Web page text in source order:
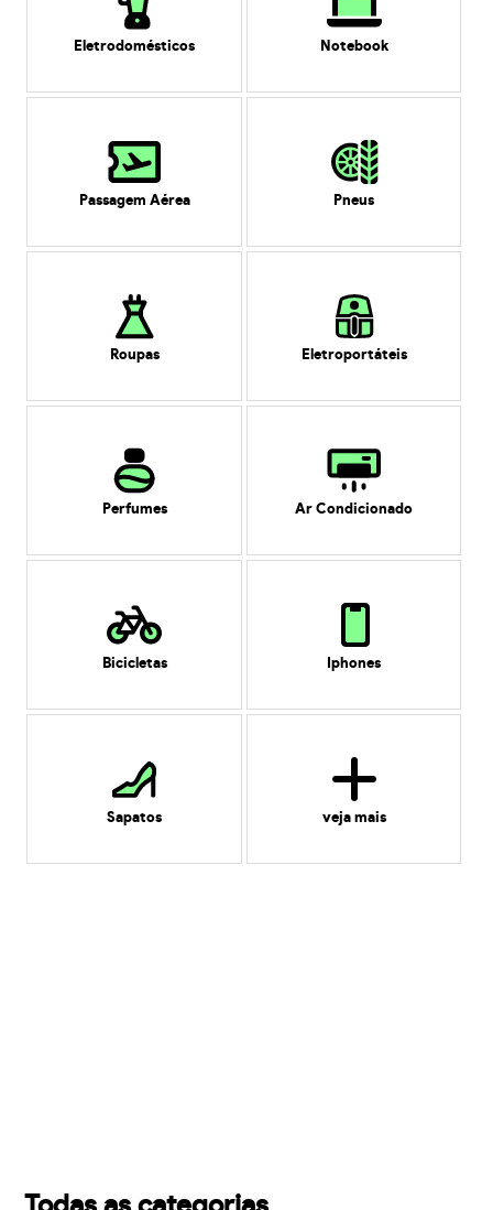
Eletrodomésticos Notebook
Passagem Aérea Pneus
Roupas Eletroportáteis
Perfumes Ar Condicionado
Bicicletas Iphones
Sapatos veja mais